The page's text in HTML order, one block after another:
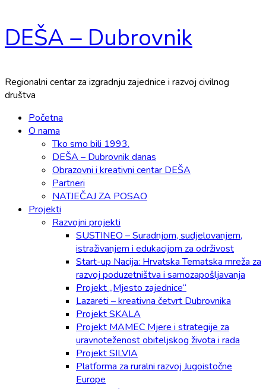
Skip
to
DEŠA – Dubrovnik
Regionalni centar za izgradnju zajednice i razvoj civilnog
društva
Primary
Menu
Početna
O nama
Tko smo bili 1993.
DEŠA – Dubrovnik danas
Obrazovni i kreativni centar DEŠA
Partneri
NATJEČAJ ZA POSAO
Projekti
Razvojni projekti
SUSTINEO – Suradnjom, sudjelovanjem,
istraživanjem i edukacijom za održivost
Start-up Nacija: Hrvatska Tematska mreža za
razvoj poduzetništva i samozapošljavanja
Projekt „Mjesto zajednice“
Lazareti – kreativna četvrt Dubrovnika
Projekt SKALA
Projekt MAMEC Mjere i strategije za
uravnoteženost obiteljskog života i rada
Projekt SILVIA
Platforma za ruralni razvoj Jugoistočne
Europe